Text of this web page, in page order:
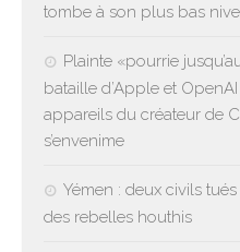
tombe à son plus bas
Plainte «pourrie
bataille d’Apple et
appareils du créateur de
s’envenime
Yémen : deux civils
des rebelles houthis